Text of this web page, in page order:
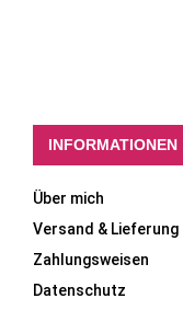
INFORMATIONEN
Über mich
Versand & Lieferung
Zahlungsweisen
Datenschutz